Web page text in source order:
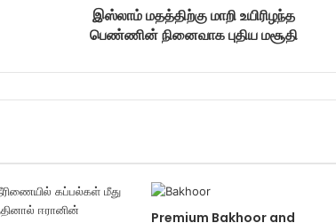
இஸ்லாம் மதத்திற்கு மாறி உயிரிழந்த
பெண்ணின் நினைவாக புதிய மசூதி
Premium Bakhoor and